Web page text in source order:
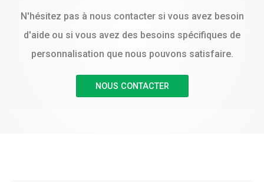
N'hésitez pas à nous contacter si vous avez besoin
d'aide ou si vous avez des besoins spécifiques de
personnalisation que nous pouvons satisfaire.
NOUS CONTACTER